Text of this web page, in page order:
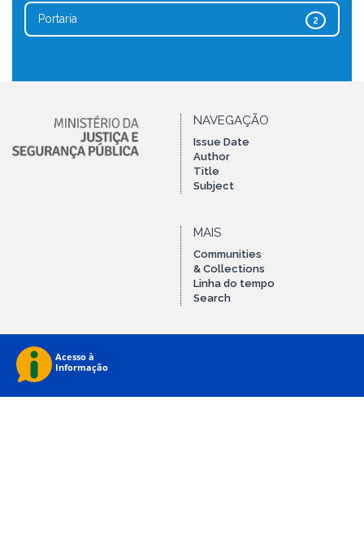
2
Portaria
NAVEGAÇÃO
Issue Date
Author
Title
Subject
MAIS
Communities
& Collections
Linha do tempo
Search